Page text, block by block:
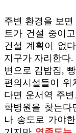
주변 환경을 보
트가 건설 중이
건설 계획이 없
지구가 자리한다
변으로 김밥집,
편의시설들이
다면 운서역 주
학병원을 찾는
나 송도로 가야